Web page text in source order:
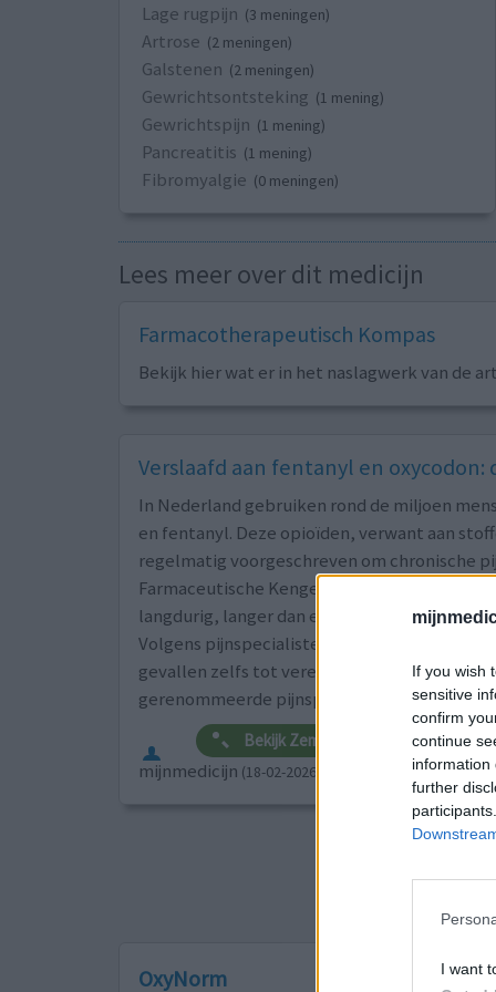
If you wish
sensitive
confirm
continue
information
further
I want
Lage rugpijn (3 meningen)
Artrose (2 meningen)
Galstenen (2 meningen)
Gewrichtsontsteking (1 mening)
Gewrichtspijn (1 mening)
Pancreatitis (1 mening)
Fibromyalgie (0 meningen)
Lees meer over dit medicijn
Farmacotherapeutisch Kompas
Bekijk hier wat er in het naslagwerk van de
Verslaafd aan fentanyl en oxycodon:
In Nederland gebruiken rond de miljoen
en fentanyl. Deze opioïden, verwant aan
regelmatig voorgeschreven om chronische
Farmaceutische Kengetallen laten zien dat
langdurig, langer dan een maand, gebruiken.
Volgens pijnspecialisten kan langdurig
gevallen zelfs tot verergering van de pijn. In
gerenommeerde pijnspecialisten
Bekijk Zembla uitzending
mijnmedicijn (18-02-2026)
OxyNorm